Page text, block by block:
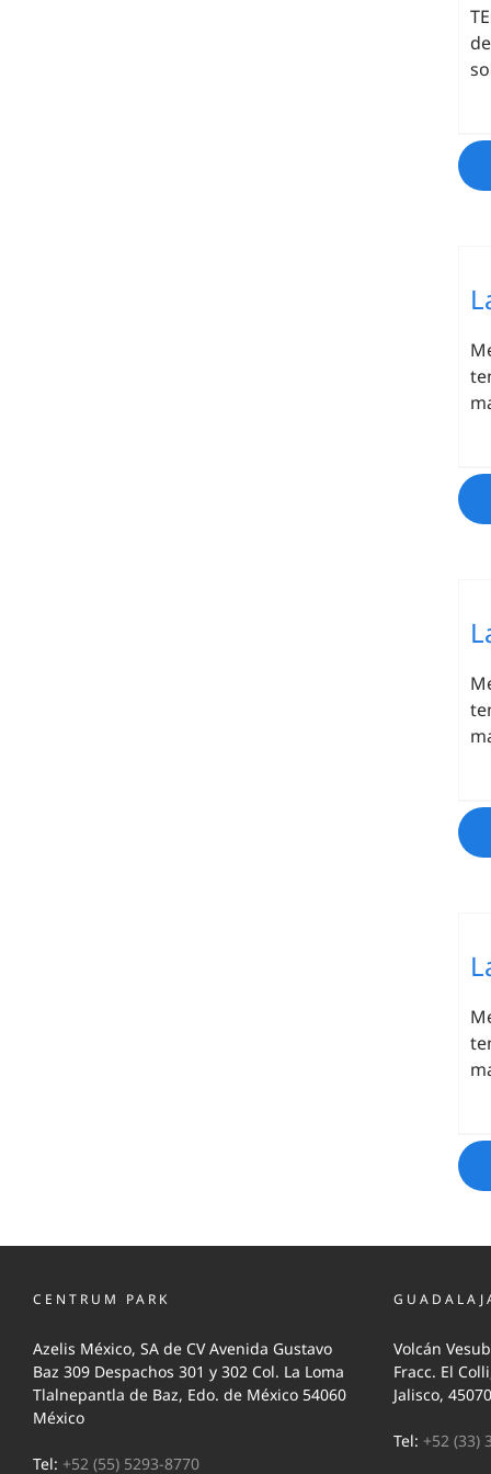
CENTRUM PARK
Azelis México, SA de CV Avenida Gustavo
Baz 309 Despachos 301 y 302 Col. La Loma
Tlalnepantla de Baz, Edo. de México 54060
México
Tel: +52 (55) 5293-8770
Volcán
Fracc. El
Jalisco, 45070
Tel: +52 (33)